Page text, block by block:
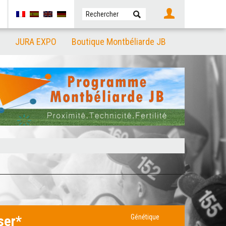
JURA EXPO Boutique Montbéliarde JB
Génétique